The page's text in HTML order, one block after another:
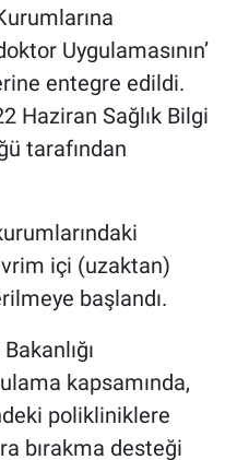
Uygulamasının’
entegre edildi.
Haziran Sağlık Bilgi
tarafından
içi (uzaktan)
başlandı.
kapsamında,
polikliniklere
bırakma desteği